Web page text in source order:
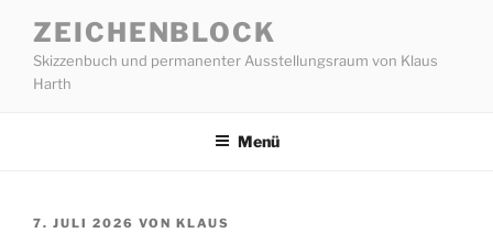
Inhalt
springen
ZEICHENBLOCK
Skizzenbuch und permanenter Ausstellungsraum von Klaus
Harth
Menü
VERÖFFENTLICHT
7. JULI 2026 VON KLAUS